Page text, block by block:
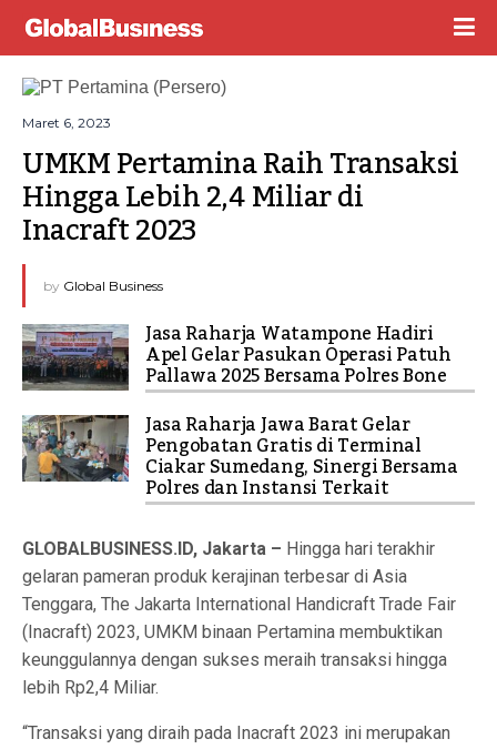
Maret 6, 2023
UMKM Pertamina Raih Transaksi
Hingga Lebih 2,4 Miliar di
Inacraft 2023
by Global Business
Jasa Raharja Watampone Hadiri
Apel Gelar Pasukan Operasi Patuh
Pallawa 2025 Bersama Polres Bone
Jasa Raharja Jawa Barat Gelar
Pengobatan Gratis di Terminal
Ciakar Sumedang, Sinergi Bersama
Polres dan Instansi Terkait
GLOBALBUSINESS.ID, Jakarta – Hingga hari terakhir
gelaran pameran produk kerajinan terbesar di Asia
Tenggara, The Jakarta International Handicraft Trade Fair
(Inacraft) 2023, UMKM binaan Pertamina membuktikan
keunggulannya dengan sukses meraih transaksi hingga
lebih Rp2,4 Miliar.
“Transaksi yang diraih pada Inacraft 2023 ini merupakan